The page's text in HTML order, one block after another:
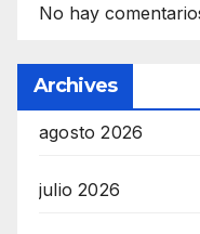
No hay
Archives
agosto 2026
julio 2026